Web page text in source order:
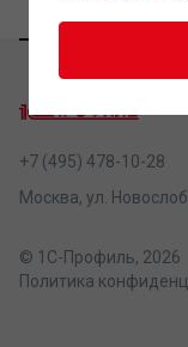
+7 (495) 478-10-28
Москва, ул.
© 1С-Профиль, 2026
Политика